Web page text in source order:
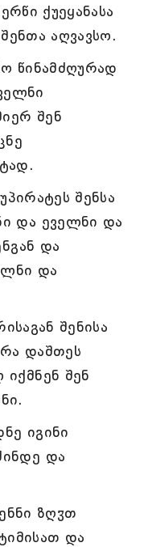
ქუეყანასა
აღვავსო.
წინამძღურად
შენ
შენსა
და ეველნი და
და
და
შენისა
დაშთეს
შენ
იგინი
და
ზღჳთ
და